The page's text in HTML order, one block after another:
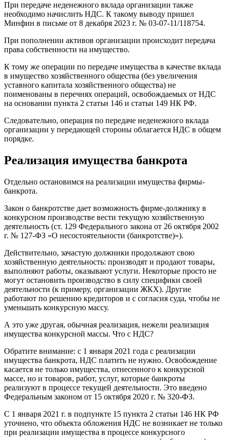
При передаче неденежного вклада организации также
необходимо начислить НДС. К такому выводу пришел
Минфин в письме от 8 декабря 2023 г. № 03-07-11/118754.
При пополнении активов организации происходит передача
права собственности на имущество.
К тому же операции по передаче имущества в качестве вклада
в имущество хозяйственного общества (без увеличения
уставного капитала хозяйственного общества) не
поименованы в перечнях операций, освобождаемых от НДС
на основании пункта 2 статьи 146 и статьи 149 НК РФ.
Следовательно, операция по передаче неденежного вклада
организации у передающей стороны облагается НДС в общем
порядке.
Реализация имущества банкрота
Отдельно остановимся на реализации имущества фирмы-
банкрота.
Закон о банкротстве дает возможность фирме-должнику в
конкурсном производстве вести текущую хозяйственную
деятельность (ст. 129 Федерального закона от 26 октября 2002
г. № 127-ФЗ «О несостоятельности (банкротстве)»).
Действительно, зачастую должники продолжают свою
хозяйственную деятельность: производят и продают товары,
выполняют работы, оказывают услуги. Некоторые просто не
могут остановить производство в силу специфики своей
деятельности (к примеру, организации ЖКХ). Другие
работают по решению кредиторов и с согласия суда, чтобы не
уменьшать конкурсную массу.
А это уже другая, обычная реализация, нежели реализация
имущества конкурсной массы. Что с НДС?
Обратите внимание: с 1 января 2021 года с реализации
имущества банкрота, НДС платить не нужно. Освобождение
касается не только имущества, отнесенного к конкурсной
массе, но и товаров, работ, услуг, которые банкроты
реализуют в процессе текущей деятельности. Это введено
Федеральным законом от 15 октября 2020 г. № 320-ФЗ.
С 1 января 2021 г. в подпункте 15 пункта 2 статьи 146 НК РФ
уточнено, что объекта обложения НДС не возникает не только
при реализации имущества в процессе конкурсного